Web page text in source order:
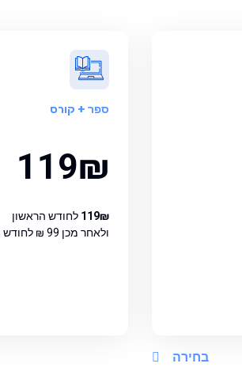
בחירה
ספר + קורס
119₪
119₪ לחודש הראשון
ולאחר מכן 99 ₪ לחודש